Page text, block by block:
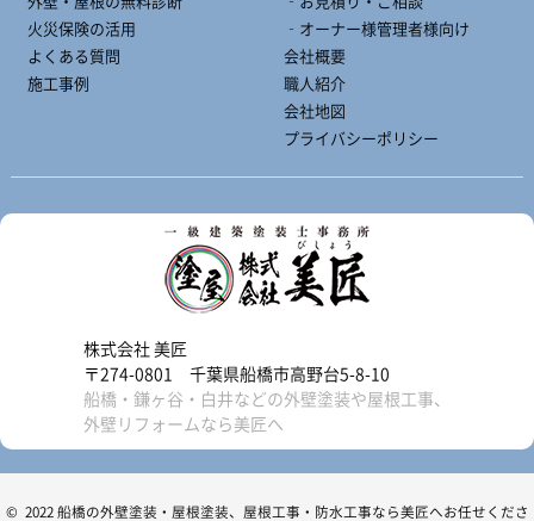
火災保険の活用
よくある質問
施工事例
‐オーナー様管理者様向け
会社概要
職人紹介
会社地図
プライバシーポリシー
株式会社 美匠
〒274-0801 千葉県船橋市高野台5-8-10
船橋・鎌ヶ谷・白井などの外壁塗装や屋根工事、
外壁リフォームなら美匠へ
© 2022 船橋の外壁塗装・屋根塗装、屋根工事・防水工事なら美匠へお任せくださ